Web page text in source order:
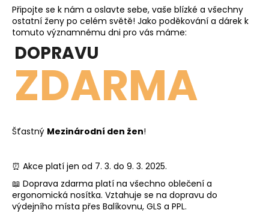
Připojte se k nám a oslavte sebe, vaše blízké a všechny
ostatní ženy po celém světě! Jako poděkování a dárek k
tomuto významnému dni pro vás máme:
DOPRAVU
ZDARMA
Šťastný Mezinárodní den žen!
⏰ Akce platí jen od 7. 3. do 9. 3. 2025.
📖 Doprava zdarma platí na všechno oblečení a
ergonomická nosítka. Vztahuje se na dopravu do
výdejního místa přes Balíkovnu, GLS a PPL.
u
č
u
e
m
e